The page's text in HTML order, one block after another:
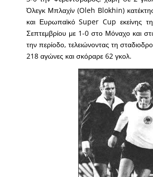
Όλεγκ Μπλαχίν (Oleh Blokhin)
και Ευρωπαϊκό Super Cup εκείνης
Σεπτεμβρίου με 1-0 στο Μόναχο και
την περίοδο, τελειώνοντας τη
218 αγώνες και σκόραρε 62 γκολ.